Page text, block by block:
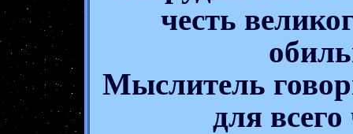
честь
Мыслитель
для